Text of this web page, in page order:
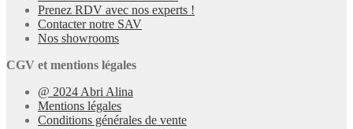
Prenez RDV avec nos experts !
Contacter notre SAV
Nos showrooms
CGV et mentions légales
@ 2024 Abri Alina
Mentions légales
Conditions générales de vente